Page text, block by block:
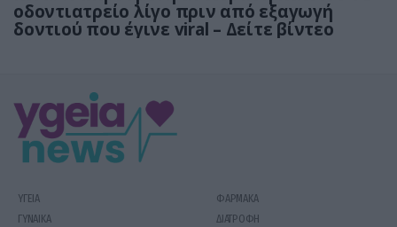
οδοντιατρείο λίγο πριν από εξαγωγή
δοντιού που έγινε viral – Δείτε βίντεο
ΥΓΕΙΑ
ΦΑΡΜΑΚΑ
ΓΥΝΑΙΚΑ
ΔΙΑΤΡΟΦΗ